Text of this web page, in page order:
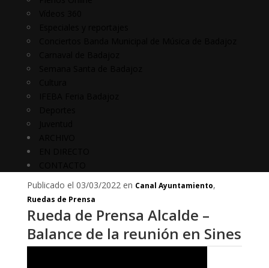
Publicado el 03/03/2022 en Canal Ayuntamiento,
Ruedas de Prensa
Rueda de Prensa Alcalde –
Balance de la reunión en Sines